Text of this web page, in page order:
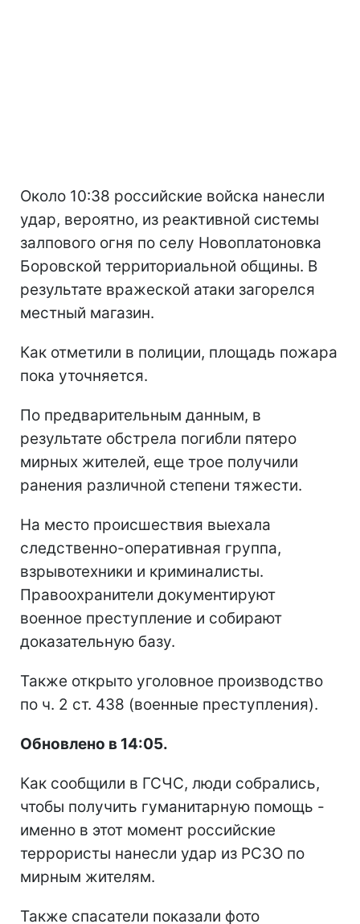
Около 10:38 российские войска нанесли
удар, вероятно, из реактивной системы
залпового огня по селу Новоплатоновка
Боровской территориальной общины. В
результате вражеской атаки загорелся
местный магазин.
Как отметили в полиции, площадь пожара
пока уточняется.
По предварительным данным, в
результате обстрела погибли пятеро
мирных жителей, еще трое получили
ранения различной степени тяжести.
На место происшествия выехала
следственно-оперативная группа,
взрывотехники и криминалисты.
Правоохранители документируют
военное преступление и собирают
доказательную базу.
Также открыто уголовное производство
по ч. 2 ст. 438 (военные преступления).
Обновлено в 14:05.
Как сообщили в ГСЧС, люди собрались,
чтобы получить гуманитарную помощь -
именно в этот момент российские
террористы нанесли удар из РСЗО по
мирным жителям.
Также спасатели показали фото